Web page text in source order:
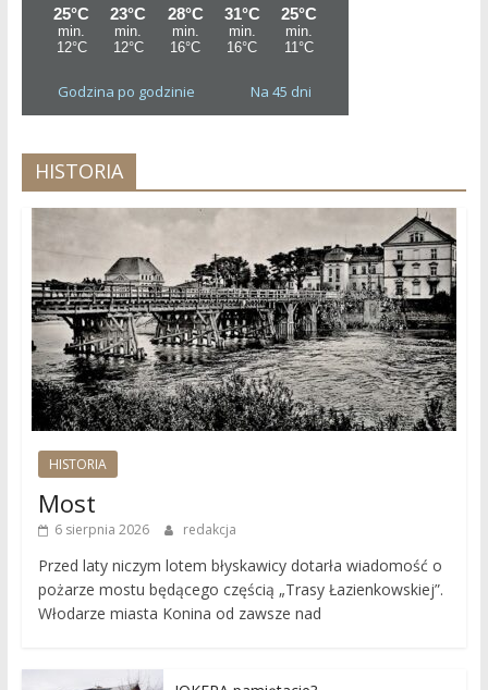
Godzina po godzinie Na 45 dni
HISTORIA
HISTORIA
Most
6 sierpnia 2026 redakcja
Przed laty niczym lotem błyskawicy dotarła wiadomość o
pożarze mostu będącego częścią „Trasy Łazienkowskiej”.
Włodarze miasta Konina od zawsze nad